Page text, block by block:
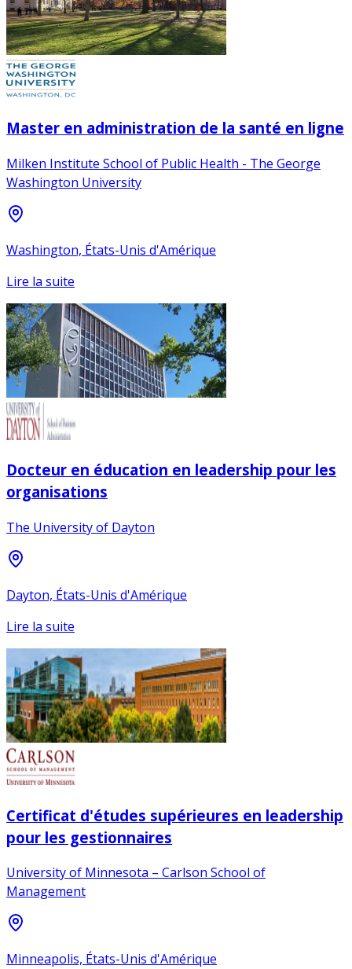
Master en administration de la santé en ligne
Milken Institute School of Public Health - The George
Washington University
Washington, États-Unis d'Amérique
Lire la suite
Docteur en éducation en leadership pour les
organisations
The University of Dayton
Dayton, États-Unis d'Amérique
Lire la suite
Certificat d'études supérieures en leadership
pour les gestionnaires
University of Minnesota – Carlson School of
Management
Minneapolis, États-Unis d'Amérique